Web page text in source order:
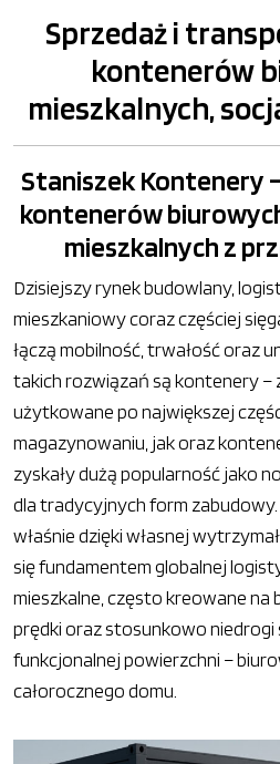
Sprzedaż i
kontenerów
mieszkalnych,
Staniszek Kontenery
kontenerów
mieszkalnych z
Dzisiejszy rynek budowlany,
mieszkaniowy coraz częściej
łączą mobilność, trwałość oraz
takich rozwiązań są kontenery –
użytkowane po największej
magazynowaniu, jak oraz
zyskały dużą popularność jako
dla tradycyjnych form
właśnie dzięki własnej
się fundamentem globalnej
mieszkalne, często kreowane na
prędki oraz stosunkowo
funkcjonalnej powierzchni –
całorocznego domu.